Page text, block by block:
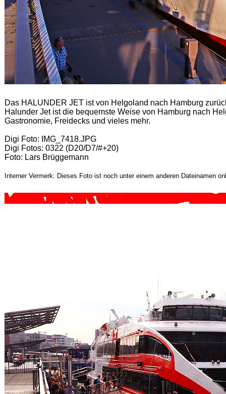
Das HALUNDER JET ist von Helgoland nach Hamburg
Halunder Jet ist die bequemste Weise von Hamburg nach
Gastronomie, Freidecks und vieles mehr.
Digi Foto: IMG_7418.JPG
Digi Fotos: 0322 (D20/D7/#+20)
Foto: Lars Brüggemann
Interner Vermerk: Dieses Foto ist noch unter einem anderen Dateinamen